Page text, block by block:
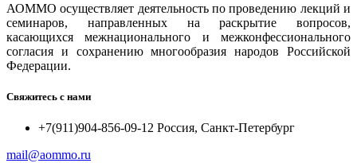
АОММО осуществляет деятельность по проведению лекций и
семинаров, направленных на раскрытие вопросов,
касающихся межнационального и межконфессионального
согласия и сохранению многообразия народов Российской
Федерации.
Свяжитесь с нами
+7(911)904-856-09-12 Россия, Санкт-Петербург
mail@aommo.ru